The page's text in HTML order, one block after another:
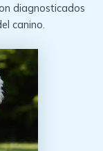
diagnosticados
canino.